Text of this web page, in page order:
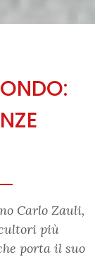
Carlo Zauli,
più
porta il suo